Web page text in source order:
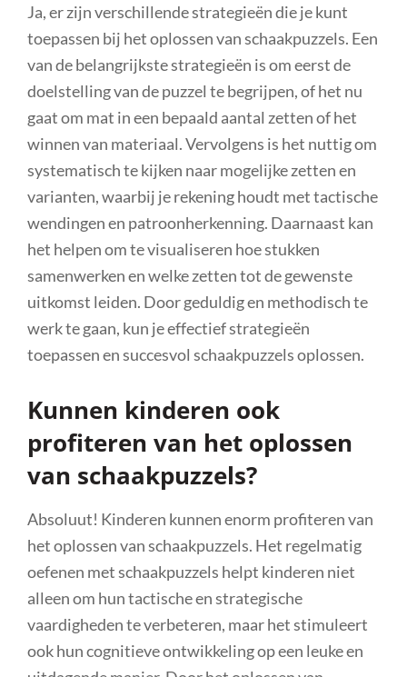
Ja, er zijn verschillende strategieën die je kunt
toepassen bij het oplossen van schaakpuzzels. Een
van de belangrijkste strategieën is om eerst de
doelstelling van de puzzel te begrijpen, of het nu
gaat om mat in een bepaald aantal zetten of het
winnen van materiaal. Vervolgens is het nuttig om
systematisch te kijken naar mogelijke zetten en
varianten, waarbij je rekening houdt met tactische
wendingen en patroonherkenning. Daarnaast kan
het helpen om te visualiseren hoe stukken
samenwerken en welke zetten tot de gewenste
uitkomst leiden. Door geduldig en methodisch te
werk te gaan, kun je effectief strategieën
toepassen en succesvol schaakpuzzels oplossen.
Kunnen kinderen ook
profiteren van het oplossen
van schaakpuzzels?
Absoluut! Kinderen kunnen enorm profiteren van
het oplossen van schaakpuzzels. Het regelmatig
oefenen met schaakpuzzels helpt kinderen niet
alleen om hun tactische en strategische
vaardigheden te verbeteren, maar het stimuleert
ook hun cognitieve ontwikkeling op een leuke en